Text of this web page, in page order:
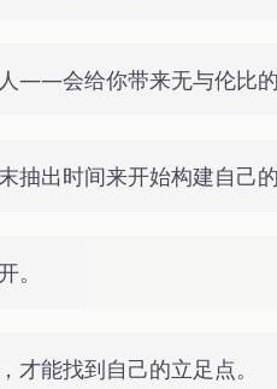
——会给你带来无与伦比的
抽出时间来开始构建自己的
。
能找到自己的立足点。